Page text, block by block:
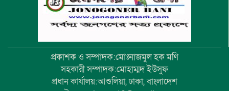
প্রকাশক ও সম্পাদক:মোঃনাজমুল হক মণি
সহকারী সম্পাদক:মোহাম্মদ ইউসুফ
প্রধান কার্যালয়:আশুলিয়া, ঢাকা, বাংলাদেশ